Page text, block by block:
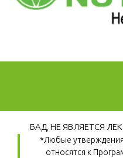
БАД, НЕ ЯВЛЯЕТСЯ
*Любые
относятся к